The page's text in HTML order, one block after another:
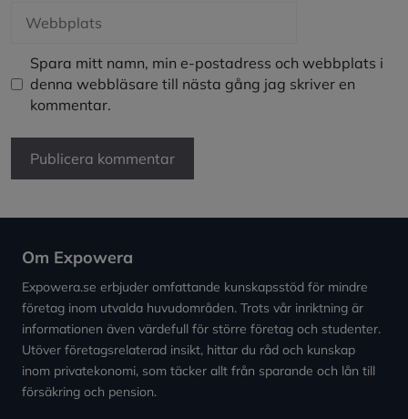
Spara mitt namn, min e-postadress och webbplats i
denna webbläsare till nästa gång jag skriver en
kommentar.
Om Expowera
Expowera.se erbjuder omfattande kunskapsstöd för mindre
företag inom utvalda huvudområden. Trots vår inriktning är
informationen även värdefull för större företag och studenter.
Utöver företagsrelaterad insikt, hittar du råd och kunskap
inom privatekonomi, som täcker allt från sparande och lån till
försäkring och pension.